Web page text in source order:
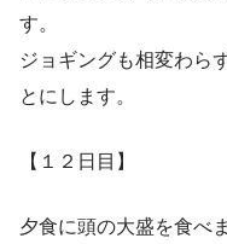
す。
ジョギングも相変わら
とにします。
【１２日目】
夕食に頭の大盛を食べ